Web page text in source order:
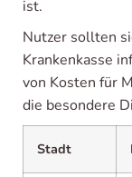
ist.
Nutzer sollten
Krankenkasse
von Kosten für
die besondere
Stadt